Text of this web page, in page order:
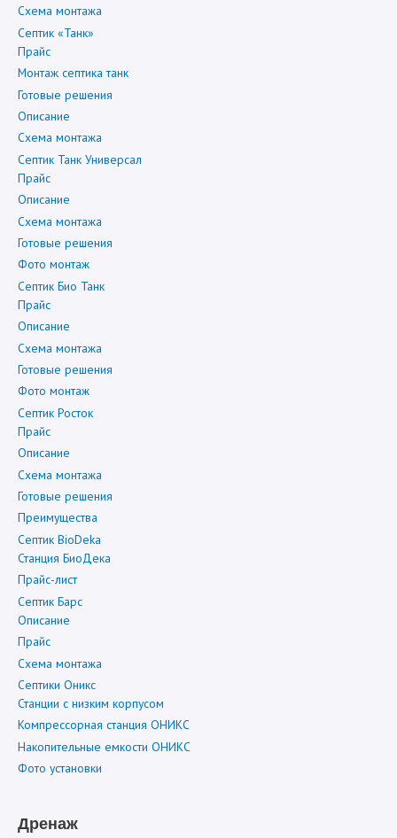
Схема монтажа
Септик «Танк»
Прайс
Монтаж септика танк
Готовые решения
Описание
Схема монтажа
Септик Танк Универсал
Прайс
Описание
Схема монтажа
Готовые решения
Фото монтаж
Септик Био Танк
Прайс
Описание
Схема монтажа
Готовые решения
Фото монтаж
Септик Росток
Прайс
Описание
Схема монтажа
Готовые решения
Преимущества
Септик BioDeka
Станция БиоДека
Прайс-лист
Септик Барс
Описание
Прайс
Схема монтажа
Септики Оникс
Станции с низким корпусом
Компрессорная станция ОНИКС
Накопительные емкости ОНИКС
Фото установки
Дренаж